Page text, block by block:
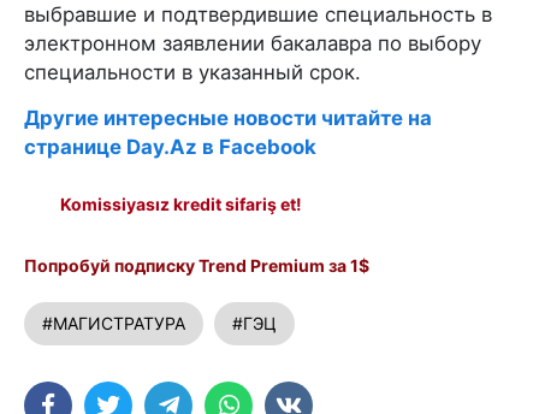
выбравшие и подтвердившие специальность в
электронном заявлении бакалавра по выбору
специальности в указанный срок.
Другие интересные новости читайте на
странице Day.Az в Facebook
Komissiyasız kredit sifariş et!
Попробуй подписку Trend Premium за 1$
#МАГИСТРАТУРА #ГЭЦ